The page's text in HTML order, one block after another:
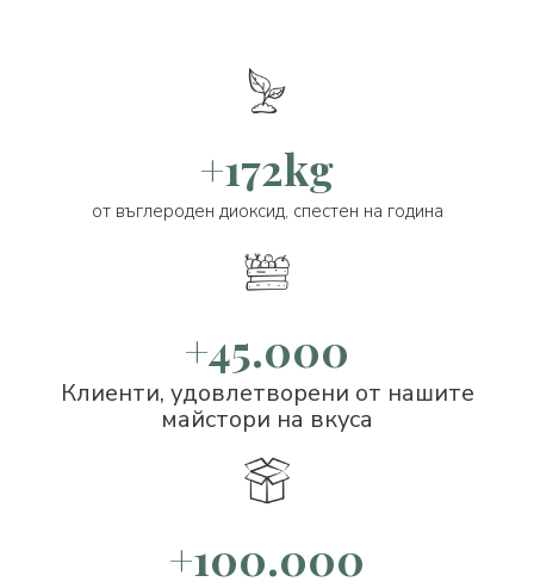
+172kg
от въглероден диоксид, спестен на година
+45.000
Клиенти, удовлетворени от нашите
майстори на вкуса
+100.000